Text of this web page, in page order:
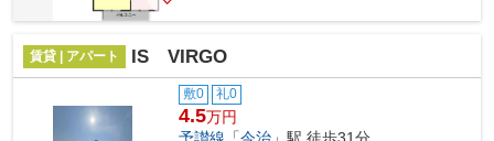
賃貸 | アパート IS VIRGO
敷0 礼0
4.5万円